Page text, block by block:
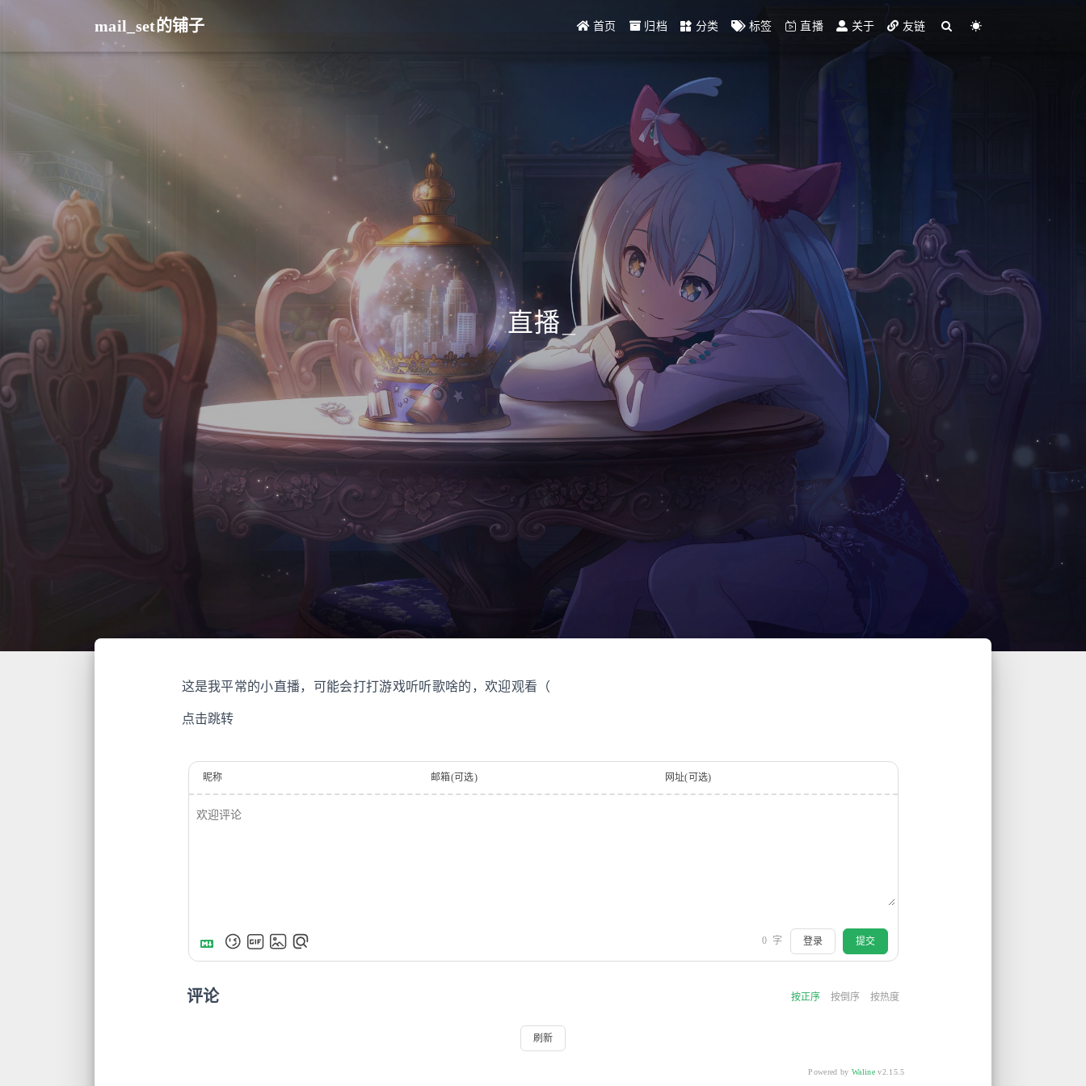
mail_set的铺子 首页 归档 分类 标签 直播 关于 友链
直播 _
这是我平常的小直播，可能会打打游戏听听歌啥的，欢迎观看（
点击跳转
昵称 邮箱(可选) 网址(可选)
0 字 登录 提交
评论 按正序 按倒序 按热度
刷新
Powered byWalinev2.15.5